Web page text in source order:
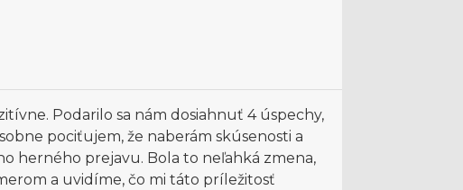
Podarilo sa nám dosiahnuť 4 úspechy,
pociťujem, že naberám skúsenosti a
herného prejavu. Bola to neľahká zmena,
a uvidíme, čo mi táto príležitosť